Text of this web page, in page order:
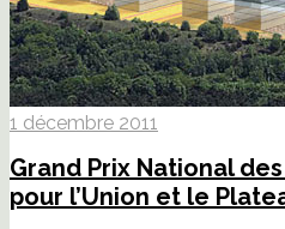
1 décembre 2011
Grand Prix National
pour l’Union et le